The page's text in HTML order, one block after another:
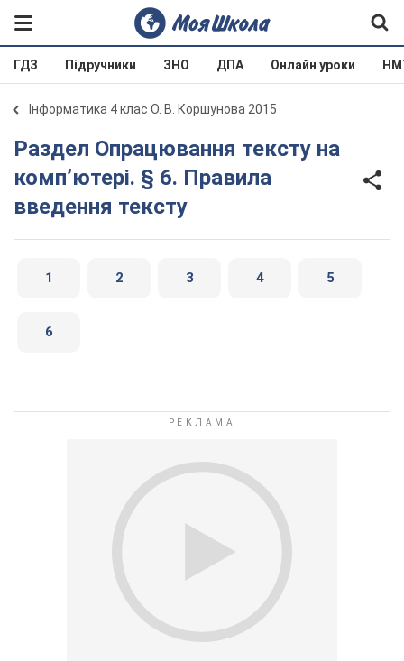
ГДЗ Підручники ЗНО ДПА Онлайн уроки
Інформатика 4 клас О. В. Коршунова 2015
Раздел Опрацювання тексту на
комп’ютері. § 6. Правила
введення тексту
1 2 3 4 5
6